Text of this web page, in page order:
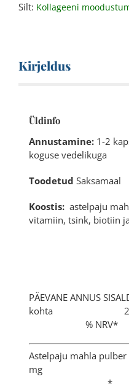
Silt: Kollageeni
Kirjeldus
Üldinfo
Annustamine:1-2
koguse vedelikuga
Toodetud Saksamaal
Koostis: astelpaju
vitamiin, tsink, biotiin
PÄEVANE
kohta 2
% NRV*
Astelpaju
mg
*